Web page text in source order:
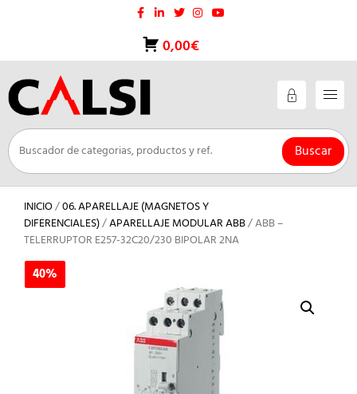
0,00€
Buscar
INICIO/06. APARELLAJE (MAGNETOS Y
DIFERENCIALES)/APARELLAJE MODULAR ABB/ ABB –
TELERRUPTOR E257-32C20/230 BIPOLAR 2NA
40%
40%